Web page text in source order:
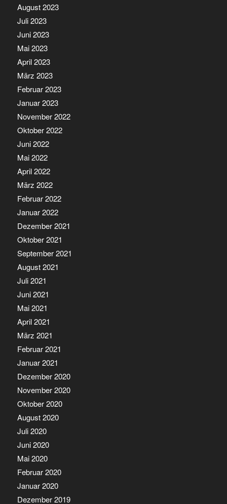
August 2023
Juli 2023
Juni 2023
Mai 2023
April 2023
März 2023
Februar 2023
Januar 2023
November 2022
Oktober 2022
Juni 2022
Mai 2022
April 2022
März 2022
Februar 2022
Januar 2022
Dezember 2021
Oktober 2021
September 2021
August 2021
Juli 2021
Juni 2021
Mai 2021
April 2021
März 2021
Februar 2021
Januar 2021
Dezember 2020
November 2020
Oktober 2020
August 2020
Juli 2020
Juni 2020
Mai 2020
Februar 2020
Januar 2020
Dezember 2019